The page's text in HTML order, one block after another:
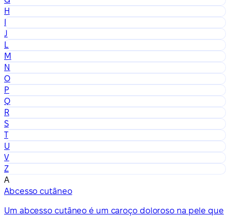
H
I
J
L
M
N
O
P
Q
R
S
T
U
V
Z
A
Abcesso cutâneo
Um abcesso cutâneo é um caroço doloroso na pele que